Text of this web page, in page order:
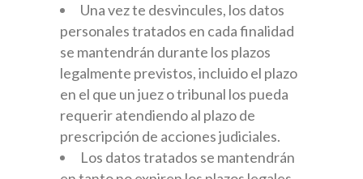
Una vez te desvincules, los datos
personales tratados en cada finalidad
se mantendrán durante los plazos
legalmente previstos, incluido el plazo
en el que un juez o tribunal los pueda
requerir atendiendo al plazo de
prescripción de acciones judiciales.
Los datos tratados se mantendrán